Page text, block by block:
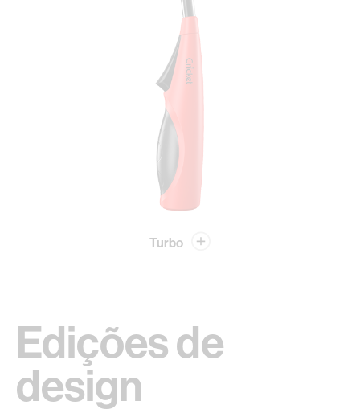
Turbo
Edições de
design